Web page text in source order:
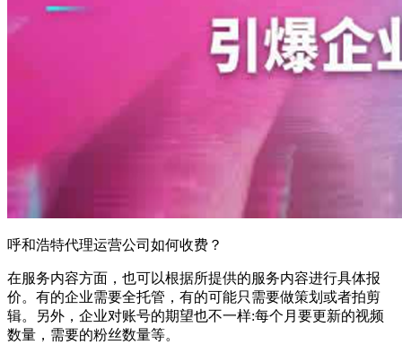
呼和浩特代理运营公司如何收费？
在服务内容方面，也可以根据所提供的服务内容进行具体报
价。有的企业需要全托管，有的可能只需要做策划或者拍剪
辑。另外，企业对账号的期望也不一样:每个月要更新的视频
数量，需要的粉丝数量等。